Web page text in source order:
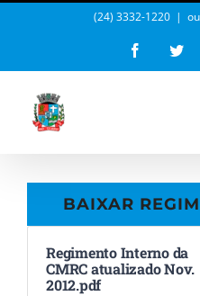
o
conteúdo
(24) 3332-1220 |
Facebook
BAIXAR
Regimento Interno da
CMRC atualizado Nov.
2012.pdf